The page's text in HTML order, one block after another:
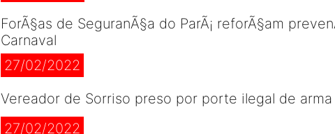
ForÃ§as de SeguranÃ§a do ParÃ¡ reforÃ§am
Carnaval
27/02/2022
Vereador de Sorriso preso por porte ilegal de
27/02/2022